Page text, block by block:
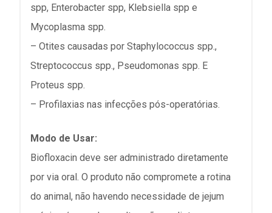
spp, Enterobacter spp, Klebsiella spp e
Mycoplasma spp.
– Otites causadas por Staphylococcus spp.,
Streptococcus spp., Pseudomonas spp. E
Proteus spp.
– Profilaxias nas infecções pós-operatórias.
Modo de Usar:
Biofloxacin deve ser administrado diretamente
por via oral. O produto não compromete a rotina
do animal, não havendo necessidade de jejum